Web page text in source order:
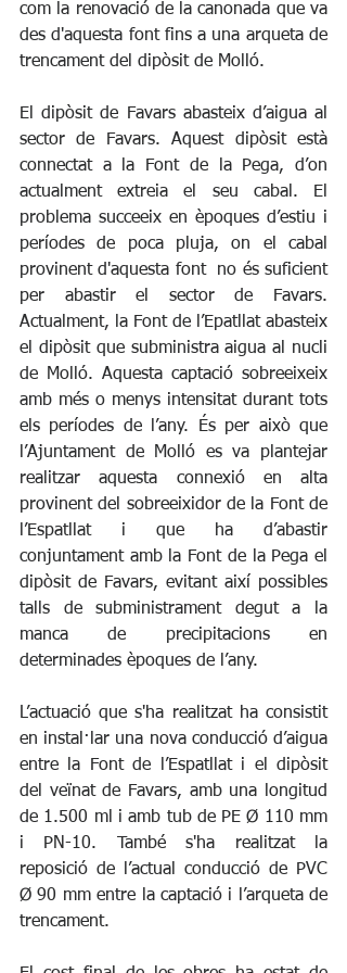
com la renovació de la canonada que va
des d'aquesta font fins a una arqueta de
trencament del dipòsit de Molló.
El dipòsit de Favars abasteix d’aigua al
sector de Favars. Aquest dipòsit està
connectat a la Font de la Pega, d’on
actualment extreia el seu cabal. El
problema succeeix en èpoques d’estiu i
períodes de poca pluja, on el cabal
provinent d'aquesta font  no és suficient
per abastir el sector de Favars.
Actualment, la Font de l’Epatllat abasteix
el dipòsit que subministra aigua al nucli
de Molló. Aquesta captació sobreeixeix
amb més o menys intensitat durant tots
els períodes de l’any. És per això que
l’Ajuntament de Molló es va plantejar
realitzar aquesta connexió en alta
provinent del sobreeixidor de la Font de
l’Espatllat i que ha d’abastir
conjuntament amb la Font de la Pega el
dipòsit de Favars, evitant així possibles
talls de subministrament degut a la
manca de precipitacions en
determinades èpoques de l’any.
L’actuació que s'ha realitzat ha consistit
en instal·lar una nova conducció d’aigua
entre la Font de l’Espatllat i el dipòsit
del veïnat de Favars, amb una longitud
de 1.500 ml i amb tub de PE Ø 110 mm
i PN-10. També s'ha realitzat la
reposició de l’actual conducció de PVC
Ø 90 mm entre la captació i l’arqueta de
trencament.